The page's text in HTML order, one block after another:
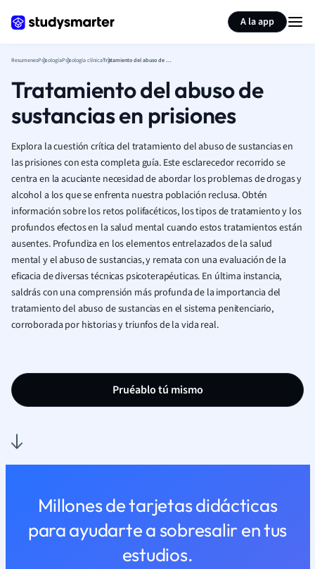
A la app
ResumenesPsicologíaPsicología clínica Tratamiento del abuso de sustancias en prisiones
Tratamiento del abuso de
sustancias en prisiones
Explora la cuestión crítica del tratamiento del abuso de sustancias en
las prisiones con esta completa guía. Este esclarecedor recorrido se
centra en la acuciante necesidad de abordar los problemas de drogas y
alcohol a los que se enfrenta nuestra población reclusa. Obtén
información sobre los retos polifacéticos, los tipos de tratamiento y los
profundos efectos en la salud mental cuando estos tratamientos están
ausentes. Profundiza en los elementos entrelazados de la salud
mental y el abuso de sustancias, y remata con una evaluación de la
eficacia de diversas técnicas psicoterapéuticas. En última instancia,
saldrás con una comprensión más profunda de la importancia del
tratamiento del abuso de sustancias en el sistema penitenciario,
corroborada por historias y triunfos de la vida real.
Pruéablo tú mismo
Millones de tarjetas didácticas
para ayudarte a sobresalir en tus
estudios.
Resumir página